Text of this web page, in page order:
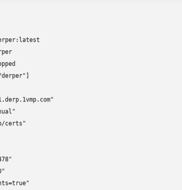
certs"